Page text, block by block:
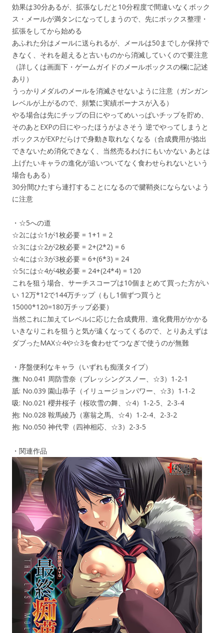
効果は30分あるが、拡張なしだと10分程度で間違いなくボック
ス・メールが満タンになってしまうので、先にボックス整理・
拡張をしてから始める
あふれた分はメールに送られるが、メールは50までしか保持で
きなく、それを超えると古いものから消滅していくので要注意
（詳しくは画面下・ゲームガイドのメールボックスの欄に記述
あり）
うっかりメダルのメールを消滅させないように注意（ガンガン
レベルが上がるので、頻繁に実績ボーナスが入る）
やる場合は先にチップの日にやってめいっぱいチップを貯め、
そのあとEXPの日にやったほうがよさそう 逆でやってしまうと
ボックスがEXPだらけで身動き取れなくなる（合成費用が捻出
できないため消化できなく、当然売るわけにもいかない あとは
上げたいキャラの進化が追いついてなく食わせられないという
場合もある）
30分間ひたすら連打することになるので腱鞘炎にならないよう
に注意
・☆5への道
☆2には☆1が1枚必要 = 1+1 = 2
☆3には☆2が2枚必要 = 2+(2*2) = 6
☆4には☆3が3枚必要 = 6+(6*3) = 24
☆5には☆4が4枚必要 = 24+(24*4) = 120
これを狙う場合、サーチスコープは10個まとめて買った方がい
い 12万*12で144万チップ（もし1個ずつ買うと
15000*120=180万チップ必要）
当然これに加えてレベルに応じた合成費用、進化費用がかかる
いきなりこれを狙うと気が遠くなってくるので、とりあえずは
ダブったMAX☆4や☆3を食わせてつなぎで使うのが無難
・序盤便利なキャラ（いずれも痴漢タイプ）
撫: No.041 周防雪奈（ブレッシングスノー、☆3）1-2-1
舐: No.039 園山恭子（イリュージョンパワー、☆3）1-1-2
吸: No.021 櫻井桜子（桜吹雪の舞、☆4）1-2-5、2-3-4
抱: No.028 鞍馬綾乃（塞翁之馬、☆4）1-2-4、2-3-2
抱: No.050 神代雫（四神相応、☆3）2-3-5
・関連作品